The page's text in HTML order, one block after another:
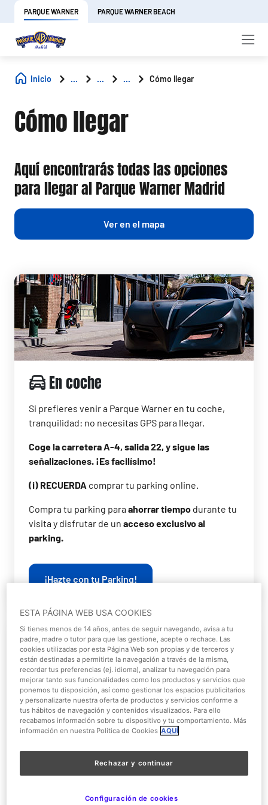
PARQUE WARNER PARQUE WARNER BEACH
Inicio ... ... ... Cómo llegar
Cómo llegar
Aquí encontrarás todas las opciones
para llegar al Parque Warner Madrid
Ver en el mapa
En coche
Si prefieres venir a Parque Warner en tu coche,
tranquilidad: no necesitas GPS para llegar.
Coge la carretera A-4, salida 22, y sigue las
señalizaciones. ¡Es facilísimo!
(i) RECUERDA comprar tu parking online.
Compra tu parking paraahorrar tiempo durante tu
visita y disfrutar de un acceso exclusivo al
parking.
¡Hazte con tu Parking!
En Renfe/Bus 413
abono de transporte ? Súbete al
el autobús 413de “La Veloz” que te dejará
ESTA PÁGINA WEB USA COOKIES
Si tienes menos de 14 años, antes de seguir navegando, avisa a tu
padre, madre o tutor para que las gestione, acepte o rechace. Las
cookies utilizadas por esta Página Web son propias y de terceros y
están destinadas a permitirte la navegación a través de la misma,
recordar tus preferencias (ej. idioma), analizar tu navegación para
mejorar tanto sus funcionalidades como los productos y servicios que
ponemos tu disposición, así como gestionar los espacios publicitarios
y personalizarte nuestra oferta de productos y servicios conforme a
tus hábitos de navegación y contenidos visualizados. Para ello
recabamos información sobre tu dispositivo y tu comportamiento. Más
información en nuestra Política de Cookies AQUÍ
Rechazar y continuar
Configuración de cookies